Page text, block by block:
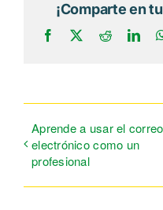
¡Comparte en
Facebook Reddit
Aprende a usar el correo
electrónico como un
profesional